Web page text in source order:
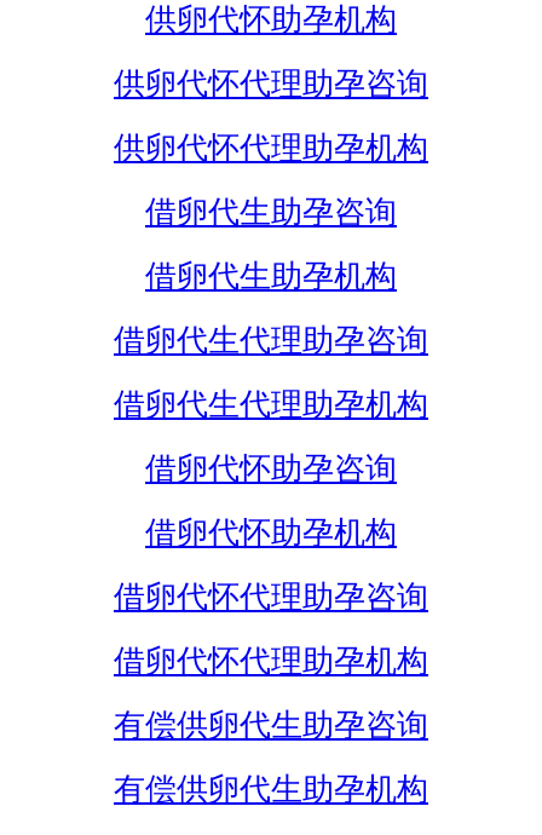
供卵代怀助孕机构
供卵代怀代理助孕咨询
供卵代怀代理助孕机构
借卵代生助孕咨询
借卵代生助孕机构
借卵代生代理助孕咨询
借卵代生代理助孕机构
借卵代怀助孕咨询
借卵代怀助孕机构
借卵代怀代理助孕咨询
借卵代怀代理助孕机构
有偿供卵代生助孕咨询
有偿供卵代生助孕机构